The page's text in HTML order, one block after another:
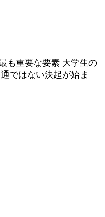
も重要な要素 大学生の
ではない決起が始ま